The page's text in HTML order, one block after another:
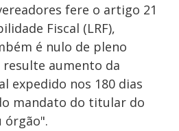
fere o artigo 21
Fiscal (LRF),
é nulo de pleno
aumento da
expedido nos 180 dias
mandato do titular do
órgão".